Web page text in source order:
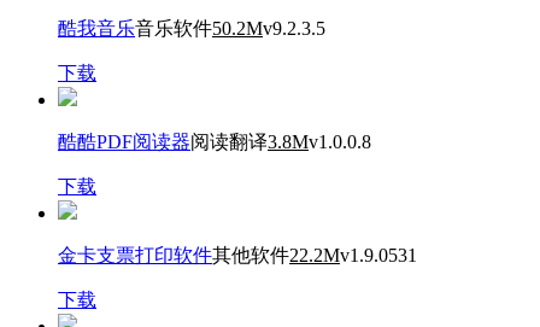
酷我音乐音乐软件50.2Mv9.2.3.5
下载
酷酷PDF阅读器阅读翻译3.8Mv1.0.0.8
下载
金卡支票打印软件其他软件22.2Mv1.9.0531
下载